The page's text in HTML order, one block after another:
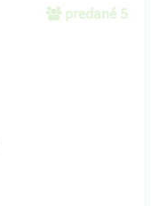
predané 5